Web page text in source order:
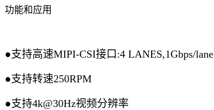
功能和应用
●支持高速MIPI-CSI接口:4 LANES,1Gbps/lane
●支持转速250RPM
●支持4k@30Hz视频分辨率